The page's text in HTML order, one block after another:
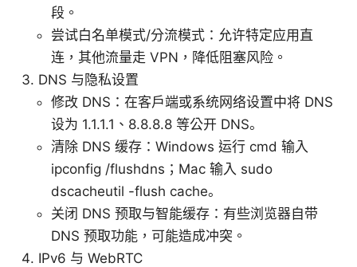
段。
尝试白名单模式/分流模式：允许特定应用直
连，其他流量走 VPN，降低阻塞风险。
DNS 与隐私设置
修改 DNS：在客户端或系统网络设置中将 DNS
设为 1.1.1.1、8.8.8.8 等公开 DNS。
清除 DNS 缓存：Windows 运行 cmd 输入
ipconfig /flushdns；Mac 输入 sudo
dscacheutil -flush cache。
关闭 DNS 预取与智能缓存：有些浏览器自带
DNS 预取功能，可能造成冲突。
IPv6 与 WebRTC